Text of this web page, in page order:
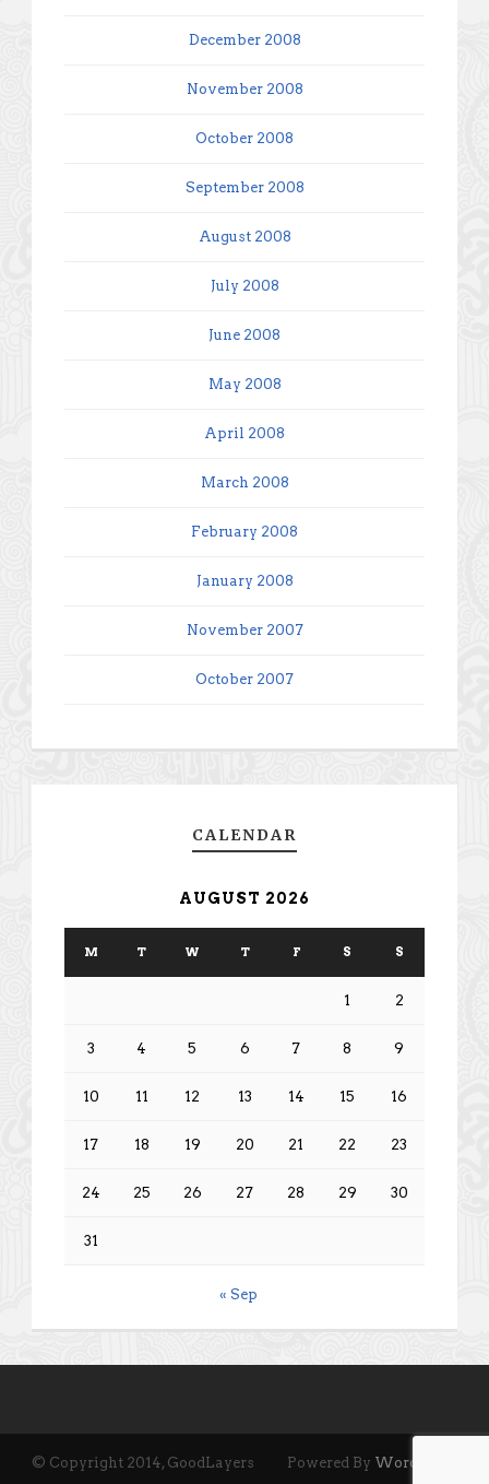
December 2008
November 2008
October 2008
September 2008
August 2008
July 2008
June 2008
May 2008
April 2008
March 2008
February 2008
January 2008
November 2007
October 2007
CALENDAR
AUGUST 2026
M T W T F S S
1 2
3 4 5 6 7 8 9
10 11 12 13 14 15 16
17 18 19 20 21 22 23
24 25 26 27 28 29 30
31
« Sep
© Copyright 2014, GoodLayers Powered By Wordpress